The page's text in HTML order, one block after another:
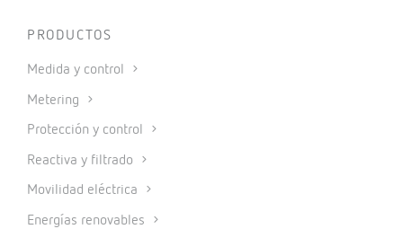
PRODUCTOS
Medida y control
Metering
Protección y control
Reactiva y filtrado
Movilidad eléctrica
Energías renovables